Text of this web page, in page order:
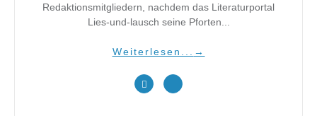
Redaktionsmitgliedern, nachdem das Literaturportal
Lies-und-lausch seine Pforten...
Weiterlesen... →